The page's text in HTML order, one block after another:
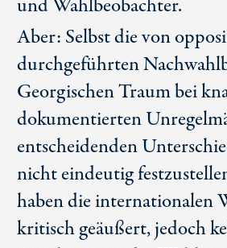
und Wahlbeobachter.
Aber: Selbst die von
durchgeführten
Georgischen Traum bei
dokumentierten
entscheidenden
nicht eindeutig
haben die internationalen
kritisch geäußert, jedoch